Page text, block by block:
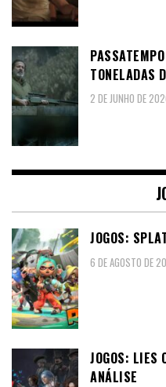
TONELADAS
2 DE JUNHO DE
JOGOS:
6 DE AGOSTO DE
JOGOS: LIES
ANÁLISE